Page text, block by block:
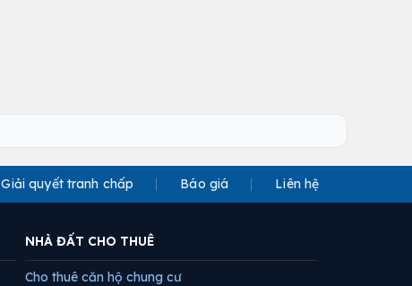
Giải quyết tranh chấp Báo giá Liên hệ
NHÀ ĐẤT CHO THUÊ
Cho thuê căn hộ chung cư